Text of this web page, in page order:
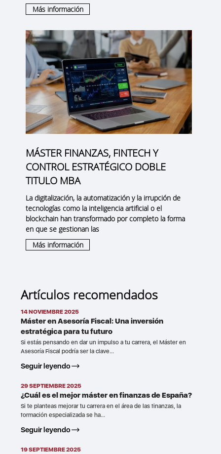
Más información
MÁSTER FINANZAS, FINTECH Y
CONTROL ESTRATÉGICO DOBLE
TITULO MBA
La digitalización, la automatización y la irrupción de
tecnologías como la inteligencia artificial o el
blockchain han transformado por completo la forma
en que se gestionan las
Más información
Artículos recomendados
14 NOVIEMBRE 2025
Máster en Asesoría Fiscal: Una inversión
estratégica para tu futuro
Si estás pensando en dar un impulso a tu carrera, el Máster en
Asesoría Fiscal podría ser la clave...
Seguir leyendo
29 SEPTIEMBRE 2025
¿Cuál es el mejor máster en finanzas de España?
Si te planteas mejorar tu carrera en el área de las finanzas, la
formación especializada se ha...
Seguir leyendo
19 SEPTIEMBRE 2025